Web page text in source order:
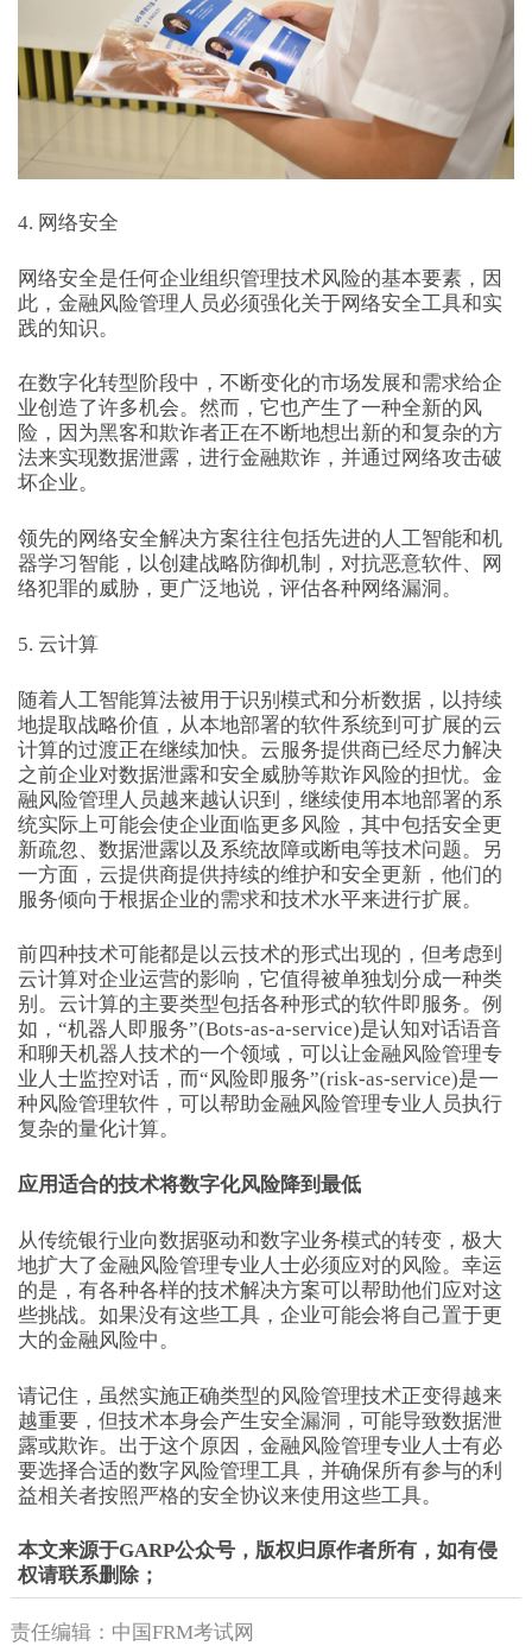
4. 网络安全
网络安全是任何企业组织管理技术风险的基本要素，因
此，金融风险管理人员必须强化关于网络安全工具和实
践的知识。
在数字化转型阶段中，不断变化的市场发展和需求给企
业创造了许多机会。然而，它也产生了一种全新的风
险，因为黑客和欺诈者正在不断地想出新的和复杂的方
法来实现数据泄露，进行金融欺诈，并通过网络攻击破
坏企业。
领先的网络安全解决方案往往包括先进的人工智能和机
器学习智能，以创建战略防御机制，对抗恶意软件、网
络犯罪的威胁，更广泛地说，评估各种网络漏洞。
5. 云计算
随着人工智能算法被用于识别模式和分析数据，以持续
地提取战略价值，从本地部署的软件系统到可扩展的云
计算的过渡正在继续加快。云服务提供商已经尽力解决
之前企业对数据泄露和安全威胁等欺诈风险的担忧。金
融风险管理人员越来越认识到，继续使用本地部署的系
统实际上可能会使企业面临更多风险，其中包括安全更
新疏忽、数据泄露以及系统故障或断电等技术问题。另
一方面，云提供商提供持续的维护和安全更新，他们的
服务倾向于根据企业的需求和技术水平来进行扩展。
前四种技术可能都是以云技术的形式出现的，但考虑到
云计算对企业运营的影响，它值得被单独划分成一种类
别。云计算的主要类型包括各种形式的软件即服务。例
如，“机器人即服务”(Bots-as-a-service)是认知对话语音
和聊天机器人技术的一个领域，可以让金融风险管理专
业人士监控对话，而“风险即服务”(risk-as-service)是一
种风险管理软件，可以帮助金融风险管理专业人员执行
复杂的量化计算。
应用适合的技术将数字化风险降到最低
从传统银行业向数据驱动和数字业务模式的转变，极大
地扩大了金融风险管理专业人士必须应对的风险。幸运
的是，有各种各样的技术解决方案可以帮助他们应对这
些挑战。如果没有这些工具，企业可能会将自己置于更
大的金融风险中。
请记住，虽然实施正确类型的风险管理技术正变得越来
越重要，但技术本身会产生安全漏洞，可能导致数据泄
露或欺诈。出于这个原因，金融风险管理专业人士有必
要选择合适的数字风险管理工具，并确保所有参与的利
益相关者按照严格的安全协议来使用这些工具。
本文来源于GARP公众号，版权归原作者所有，如有侵
权请联系删除；
责任编辑：中国FRM考试网